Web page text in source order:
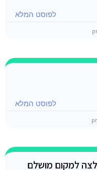
לפוסט המלא
לפוסט המלא
למקום מושלם